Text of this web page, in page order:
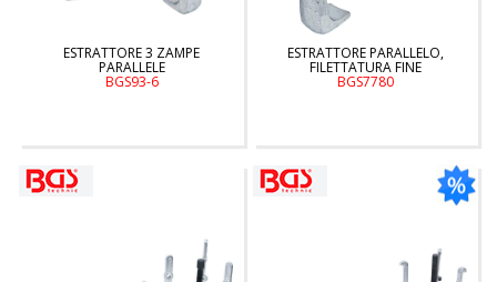
ESTRATTORE 3 ZAMPE
PARALLELE
BGS93-6
ESTRATTORE PARALLELO,
FILETTATURA FINE
BGS7780